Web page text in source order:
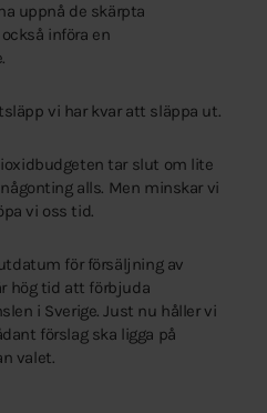
uppnå de skärpta
införa en
vi har kvar att släppa ut.
tar slut om lite
alls. Men minskar vi
vi oss tid.
för försäljning av
hög tid att förbjuda
i Sverige. Just nu håller vi
förslag ska ligga på
valet.